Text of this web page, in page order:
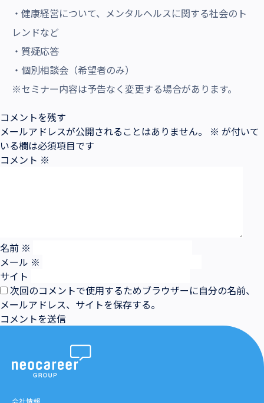
・健康経営について、メンタルヘルスに関する社会のト
レンドなど
・質疑応答
・個別相談会（希望者のみ）
※セミナー内容は予告なく変更する場合があります。
コメントを残す
メールアドレスが公開されることはありません。
※ が付いて
いる欄は必須項目です
コメント ※
名前 ※
メール ※
サイト
次回のコメントで使用するためブラウザーに自分の名前、
メールアドレス、サイトを保存する。
会社情報